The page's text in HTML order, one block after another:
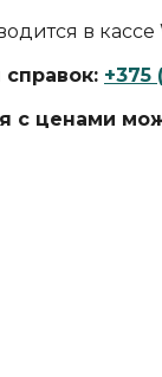
в кассе
+375
с ценами